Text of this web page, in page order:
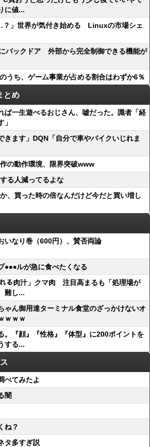
に値...
？」世界が気付き始める Linuxの市場シェ
バックドア 外部から完全制御できる機能が
うち、ゲーム事業が占める割合はわずか6％
とめ
ば一生遊べるおじさん、嘘だった。識者「経
」
きます」DQN「自分で車やバイクいじれま
の動作環境、限界突破www
る人減ってるよな
、買った時の倍なんだけど今だと買い増し
いなり巻（600円）、賛否両論
●●●ルが急に食べたくなる
れる肉汁」クマ肉 注目高まるも「処理場が
難し...
ゃん御用達ターミナル食堂のざっかけないオ
ｗｗｗ
。『顔』『性格』『体型』に200ポイントを
する...
べてみたよ
闇
ね？
タ多すぎ説